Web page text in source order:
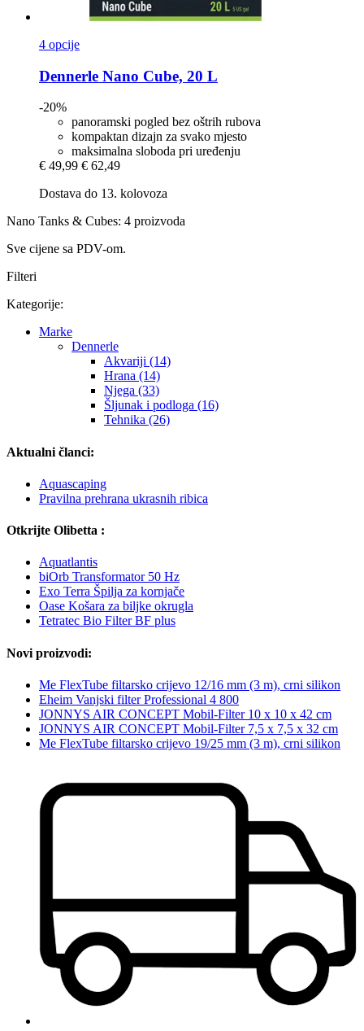
4 opcije
Dennerle Nano Cube, 20 L
-20%
panoramski pogled bez oštrih rubova
kompaktan dizajn za svako mjesto
maksimalna sloboda pri uređenju
€ 49,99 € 62,49
Dostava do 13. kolovoza
Nano Tanks & Cubes: 4 proizvoda
Sve cijene sa PDV-om.
Filteri
Kategorije:
Marke
Dennerle
Akvariji (14)
Hrana (14)
Njega (33)
Šljunak i podloga (16)
Tehnika (26)
Aktualni članci:
Aquascaping
Pravilna prehrana ukrasnih ribica
Otkrijte Olibetta :
Aquatlantis
biOrb Transformator 50 Hz
Exo Terra Špilja za kornjače
Oase Košara za biljke okrugla
Tetratec Bio Filter BF plus
Novi proizvodi:
Me FlexTube filtarsko crijevo 12/16 mm (3 m), crni silikon
Eheim Vanjski filter Professional 4 800
JONNYS AIR CONCEPT Mobil-Filter 10 x 10 x 42 cm
JONNYS AIR CONCEPT Mobil-Filter 7,5 x 7,5 x 32 cm
Me FlexTube filtarsko crijevo 19/25 mm (3 m), crni silikon